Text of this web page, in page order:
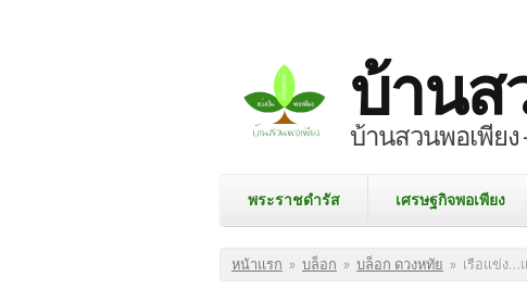
บ้านส
บ้านสวนพอเพียง
พระราชดำรัส เศรษฐกิจพอเพียง
คุณอยู่ที่นี่
หน้าแรก » บล็อก » บล็อก ดวงหทัย » เรือแข่ง...